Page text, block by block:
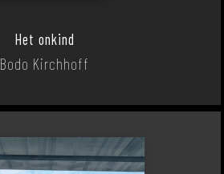
Het onkind
Bodo Kirchhoff